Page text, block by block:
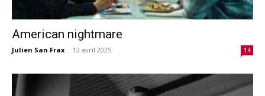
American nightmare
Julien San Frax - 12 avril 2025 14